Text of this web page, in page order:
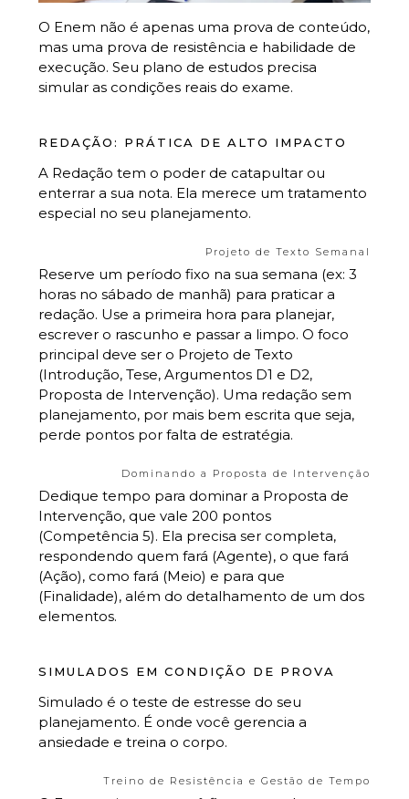
O Enem não é apenas uma prova de conteúdo,
mas uma prova de resistência e habilidade de
execução. Seu plano de estudos precisa
simular as condições reais do exame.
REDAÇÃO: PRÁTICA DE ALTO IMPACTO
A Redação tem o poder de catapultar ou
enterrar a sua nota. Ela merece um tratamento
especial no seu planejamento.
Projeto de Texto Semanal
Reserve um período fixo na sua semana (ex: 3
horas no sábado de manhã) para praticar a
redação. Use a primeira hora para planejar,
escrever o rascunho e passar a limpo. O foco
principal deve ser o Projeto de Texto
(Introdução, Tese, Argumentos D1 e D2,
Proposta de Intervenção). Uma redação sem
planejamento, por mais bem escrita que seja,
perde pontos por falta de estratégia.
Dominando a Proposta de Intervenção
Dedique tempo para dominar a Proposta de
Intervenção, que vale 200 pontos
(Competência 5). Ela precisa ser completa,
respondendo quem fará (Agente), o que fará
(Ação), como fará (Meio) e para que
(Finalidade), além do detalhamento de um dos
elementos.
SIMULADOS EM CONDIÇÃO DE PROVA
Simulado é o teste de estresse do seu
planejamento. É onde você gerencia a
ansiedade e treina o corpo.
Treino de Resistência e Gestão de Tempo